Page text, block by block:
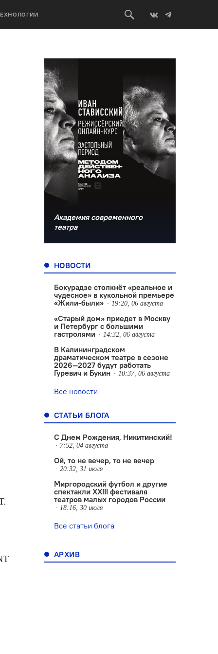
Академия современного
театра
НОВОСТИ
Бокурадзе столкнëт «реальное и
чудесное» в кукольной премьере
«Жили-были»
19:20, 06 августа
«Старый дом» приедет в Москву
и Петербург с большими
гастролями
14:32, 06 августа
В Калининградском
драматическом театре в сезоне
2026—2027 будут работать
Гуревич и Букин
10:37, 06 августа
Все новости
СТАТЬИ БЛОГА
С Днем Рождения, Никитинский!
7:52, 04 августа
Ой, то не вечер, то не вечер
20:32, 31 июля
Миргородский футбол и другие
спектакли XXIII фестиваля
театров малых городов России
18:16, 30 июля
Все статьи блога
АРХИВ